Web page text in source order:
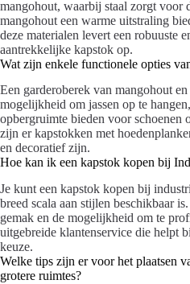
mangohout, waarbij staal zorgt voor
mangohout een warme uitstraling
deze materialen levert een robuuste
aantrekkelijke kapstok op.
Wat zijn enkele functionele opties
Een garderoberek van mangohout
mogelijkheid om jassen op te
opbergruimte bieden voor schoenen
zijn er kapstokken met
en decoratief zijn.
Hoe kan ik een kapstok kopen bij
Je kunt een kapstok kopen bij
breed scala aan stijlen beschikbaar
gemak en de mogelijkheid om te
uitgebreide klantenservice die helpt
keuze.
Welke tips zijn er voor het plaatsen
grotere ruimtes?